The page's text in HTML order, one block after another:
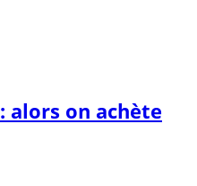
alors on achète